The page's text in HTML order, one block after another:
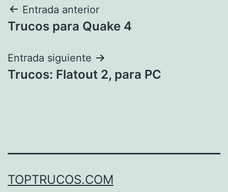
Navegación
de
entradas
Entrada anterior
Trucos para Quake 4
Entrada siguiente
Trucos: Flatout 2, para PC
TOPTRUCOS.COM